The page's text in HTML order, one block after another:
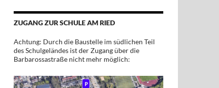
ZUGANG ZUR SCHULE AM RIED
Achtung: Durch die Baustelle im südlichen Teil
des Schulgeländes ist der Zugang über die
Barbarossastraße nicht mehr möglich: